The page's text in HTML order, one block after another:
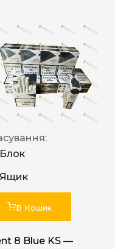
Блок
Ящик
В Кошик
8 Blue KS —